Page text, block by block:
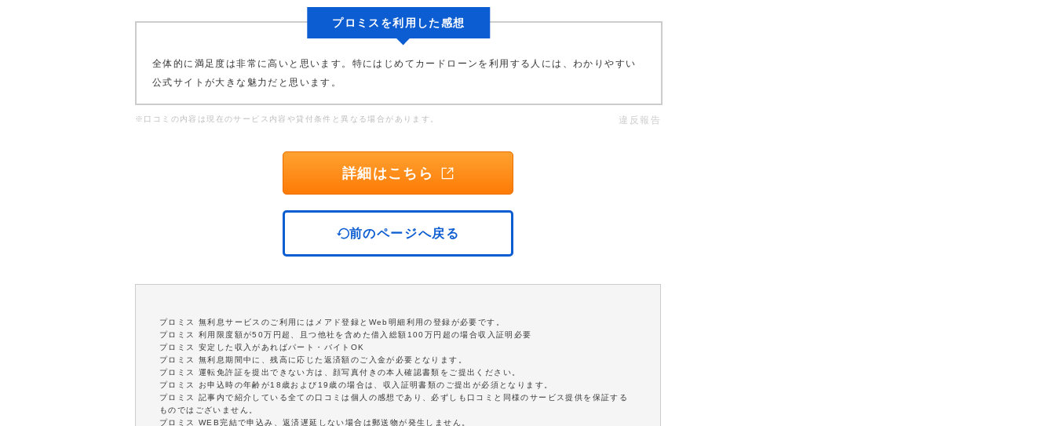
プロミスを利用した感想
全体的に満足度は非常に高いと思います。特にはじめてカードローンを利用する人には、わかりやすい
公式サイトが大きな魅力だと思います。
※口コミの内容は現在のサービス内容や貸付条件と異なる場合があります。 違反報告
詳細はこちら
前のページへ戻る
プロミス 無利息サービスのご利用にはメアド登録とWeb明細利用の登録が必要です。
プロミス 利用限度額が50万円超、且つ他社を含めた借入総額100万円超の場合収入証明必要
プロミス 安定した収入があればパート・バイトOK
プロミス 無利息期間中に、残高に応じた返済額のご入金が必要となります。
プロミス 運転免許証を提出できない方は、顔写真付きの本人確認書類をご提出ください。
プロミス お申込時の年齢が18歳および19歳の場合は、収入証明書類のご提出が必須となります。
プロミス 記事内で紹介している全ての口コミは個人の感想であり、必ずしも口コミと同様のサービス提供を保証する
ものではございません。
プロミス WEB完結で申込み、返済遅延しない場合は郵送物が発生しません。